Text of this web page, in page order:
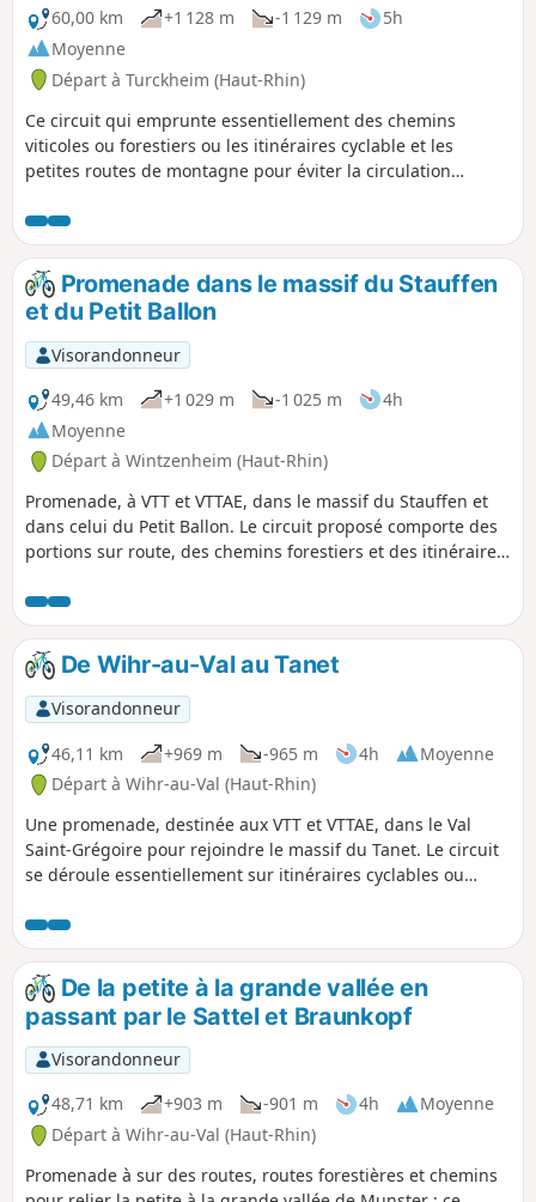
60,00 km
+1 128 m -1 129 m
5h
Moyenne
Départ à Turckheim (Haut-Rhin)
Ce circuit qui emprunte essentiellement des chemins
viticoles ou forestiers ou les itinéraires cyclable et les
petites routes de montagne pour éviter la circulation
villages pittoresques du piémont comme Turckheim,
Ammerschwihr, Kientzheim, Kaysersberg, Hunawihr ou
Zellenberg, mais aussi la verte vallée de Fréland et les
pentes plus raides, tapissées de forêts, des massifs du
Brézouard et du Kaelblin.
Promenade dans le massif du Stauffen
et du Petit Ballon
Visorandonneur
49,46 km
+1 029 m -1 025 m
4h
Moyenne
Départ à Wintzenheim (Haut-Rhin)
Promenade, à VTT et VTTAE, dans le massif du Stauffen et
dans celui du Petit Ballon. Le circuit proposé comporte des
portions sur route, des chemins forestiers et des itinéraires
montée courte, mais raide, après le Col de Marbach, qui
nécessite, peut-être, que l'on mette pied à terre, et la
montée régulière mais assez raide aussi de Boenlesgrab au
Strohberg.
De Wihr-au-Val au Tanet
Visorandonneur
46,11 km
+969 m -965 m 4h
Moyenne
Départ à Wihr-au-Val (Haut-Rhin)
Une promenade, destinée aux VTT et VTTAE, dans le Val
Saint-Grégoire pour rejoindre le massif du Tanet. Le circuit
se déroule essentiellement sur itinéraires cyclables ou
site qui abritait, jadis, une station de ski.
De la petite à la grande vallée en
passant par le Sattel et Braunkopf
Visorandonneur
48,71 km
+903 m -901 m 4h
Moyenne
Départ à Wihr-au-Val (Haut-Rhin)
Promenade à sur des routes, routes forestières et chemins